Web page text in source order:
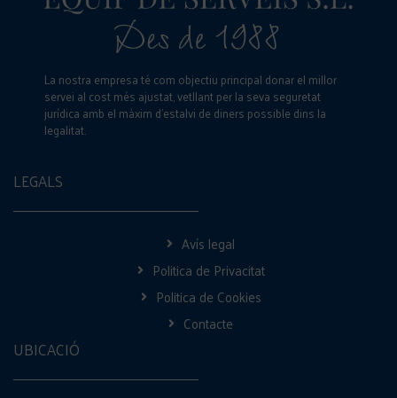
La nostra empresa té com objectiu principal donar el millor
servei al cost més ajustat, vetllant per la seva seguretat
jurídica amb el màxim d’estalvi de diners possible dins la
legalitat.
LEGALS
Avís legal
Politica de Privacitat
Politica de Cookies
Contacte
UBICACIÓ